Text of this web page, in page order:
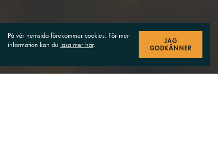
På vår hemsida förekommer cookies. För mer
information kan du
läsa mer här.
JAG
GODKÄNNER